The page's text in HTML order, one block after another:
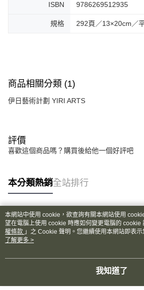
ISBN 9786269512935
規格 292頁／13×20cm／
商品相關分類 (1)
伊日藝術計劃 YIRI ARTS
評價
喜歡這個商品嗎？購買後給他一個好評吧
本分類熱銷全站排行
熱門標籤
本網站中使用 cookie，欲查詢有關本網站使用
望在電腦上使用 cookie 時應如何變更電腦的 cookie
權條款 」之 Cookie 聲明。您繼續使用本網站即表
用條款之 Cookie 聲明使用 cookie。
了解更多 >
我知道了